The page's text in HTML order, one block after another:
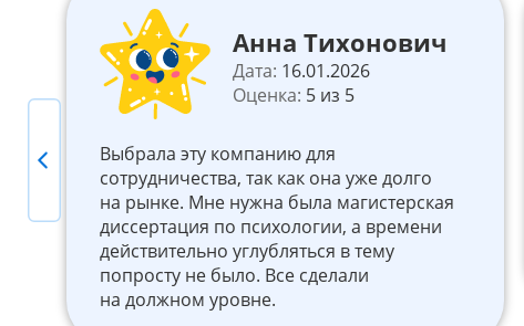
Previous
Анна Тихонович
Дата: 16.01.2026
Оценка: 5 из 5
Выбрала эту компанию для
сотрудничества, так как она уже долго
на рынке. Мне нужна была магистерская
диссертация по психологии, а времени
действительно углубляться в тему
попросту не было. Все сделали
на должном уровне.